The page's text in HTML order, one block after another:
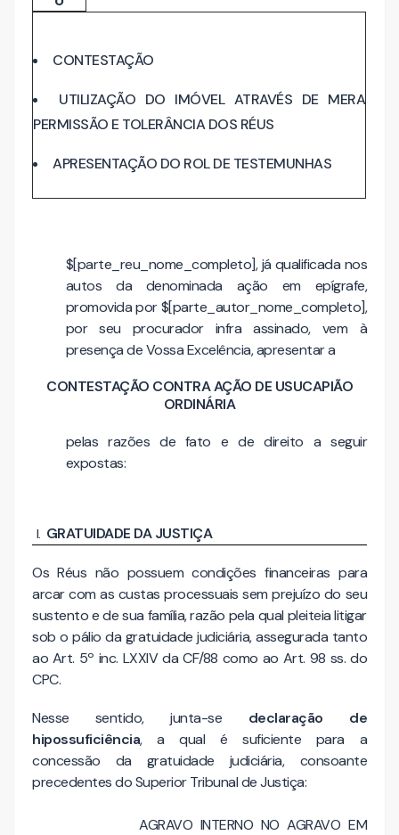
CONTESTAÇÃO
UTILIZAÇÃO DO IMÓVEL ATRAVÉS DE MERA
PERMISSÃO E TOLERÂNCIA DOS RÉUS
APRESENTAÇÃO DO ROL DE TESTEMUNHAS
$[parte_reu_nome_completo], já qualificada nos
autos da denominada ação em epígrafe,
promovida por $[parte_autor_nome_completo],
por seu procurador infra assinado, vem à
presença de Vossa Excelência, apresentar a
CONTESTAÇÃO CONTRA AÇÃO DE USUCAPIÃO
ORDINÁRIA
pelas razões de fato e de direito a seguir
expostas:
GRATUIDADE DA JUSTIÇA
Os Réus não possuem condições financeiras para
arcar com as custas processuais sem prejuízo do seu
sustento e de sua família, razão pela qual pleiteia litigar
sob o pálio da gratuidade judiciária, assegurada tanto
ao Art. 5º inc. LXXIV da CF/88 como ao Art. 98 ss. do
CPC.
Nesse sentido, junta-se declaração de
hipossuficiência, a qual é suficiente para a
concessão da gratuidade judiciária, consoante
precedentes do Superior Tribunal de Justiça:
AGRAVO INTERNO NO AGRAVO EM